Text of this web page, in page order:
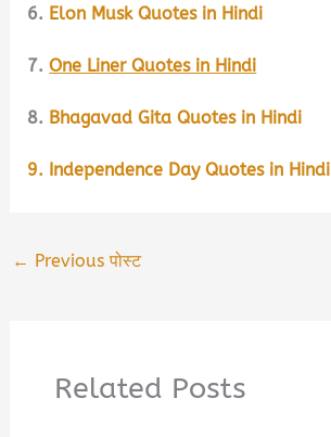
6. Elon Musk Quotes in Hindi
7.One Liner Quotes in Hindi
8. Bhagavad Gita Quotes in Hindi
9. Independence Day Quotes in Hindi
← Previous पोस्ट
Related Posts